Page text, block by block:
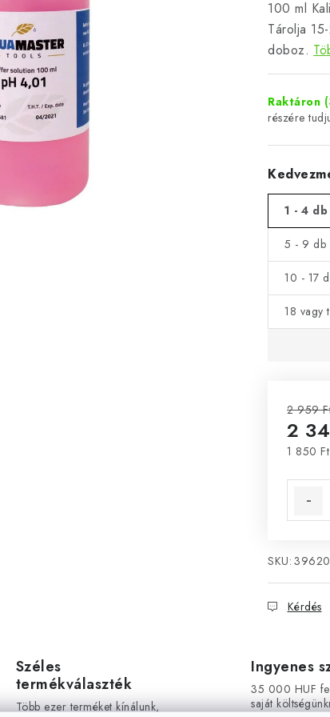
100 ml
Tárolja
doboz.
Raktáron
1 - 4 db
5 - 9 db
10 - 17
18 vagy
2 959
2
1 850
SKU: 39620
Kérdés
Széles
termékválaszték
Több ezer terméket kínálunk,
Ingyenes
35 000 HUF
saját